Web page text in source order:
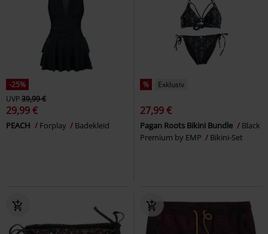
-25%
UVP39,99 €
29,99 €
PEACH Forplay Badekleid
% Exklusiv
27,99 €
Pagan Roots Bikini Bundle
Black
Premium by EMP
Bikini-Set